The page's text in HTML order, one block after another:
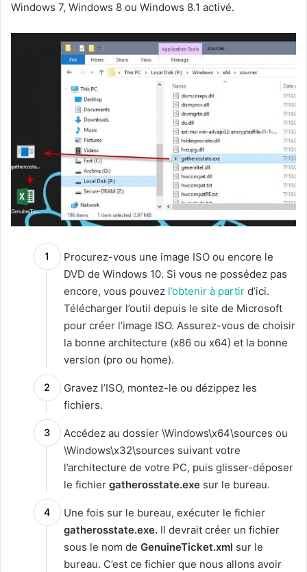
Windows 7, Windows 8 ou Windows 8.1 activé.
Procurez-vous une image ISO ou encore le
DVD de Windows 10. Si vous ne possédez pas
encore, vous pouvez l’obtenir à partir d’ici.
Télécharger l’outil depuis le site de Microsoft
pour créer l’image ISO. Assurez-vous de choisir
la bonne architecture (x86 ou x64) et la bonne
version (pro ou home).
Gravez l’ISO, montez-le ou dézippez les
fichiers.
Accédez au dossier \Windows\x64\sources ou
\Windows\x32\sources suivant votre
l’architecture de votre PC, puis glisser-déposer
le fichier gatherosstate.exe sur le bureau.
Une fois sur le bureau, exécuter le fichier
gatherosstate.exe. Il devrait créer un fichier
sous le nom de GenuineTicket.xml sur le
bureau. C’est ce fichier que nous allons avoir